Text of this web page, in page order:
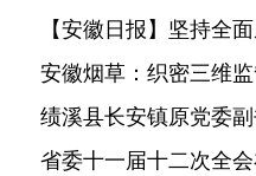
【安徽日报】坚持全
安徽烟草：织密三维
省委十一届十二次全